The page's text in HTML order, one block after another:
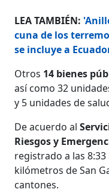
LEA TAMBIÉN:
cuna de los
se incluye a
Otros 14 bienes
así como 32
y 5 unidades de
De acuerdo al
Riesgos y
registrado a las 8:33
kilómetros de San
cantones.